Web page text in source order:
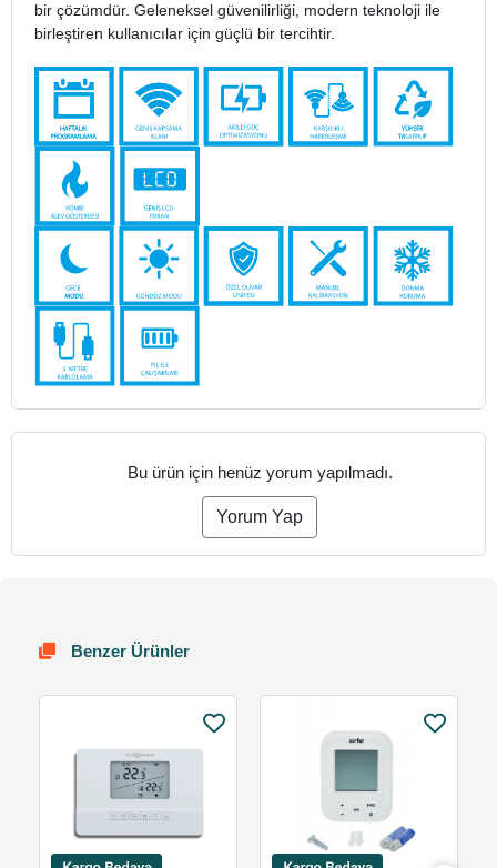
bir çözümdür. Geleneksel güvenilirliği, modern teknoloji ile
birleştiren kullanıcılar için güçlü bir tercihtir.
Bu ürün için henüz yorum yapılmadı.
Yorum Yap
Benzer Ürünler